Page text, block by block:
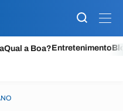
Qual a Boa?Entretenimento